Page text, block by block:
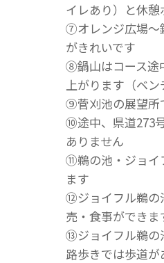
イレあり）と休
⑦オレンジ広場～
がきれいです
⑧鍋山はコース途
上がります（ベン
⑨菅刈池の展望所
⑩途中、県道273
ありません
⑪鵜の池・ジョイ
ます
⑫ジョイフル鵜の
売・食事ができま
⑬ジョイフル鵜の
路歩きでは歩道が